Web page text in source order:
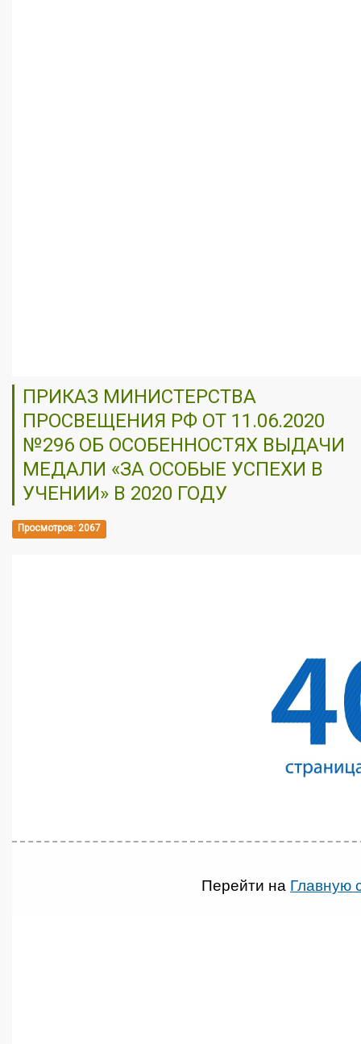
ПРИКАЗ МИНИСТЕРСТВА
ПРОСВЕЩЕНИЯ РФ ОТ 11.06.2020
№296 ОБ ОСОБЕННОСТЯХ ВЫДАЧИ
МЕДАЛИ «ЗА ОСОБЫЕ УСПЕХИ В
УЧЕНИИ» В 2020 ГОДУ
Просмотров: 2067